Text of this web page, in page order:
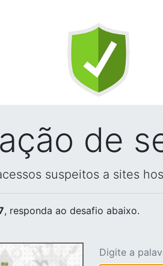
de
suspeitos a sites
, responda ao desafio abaixo.
Digite a